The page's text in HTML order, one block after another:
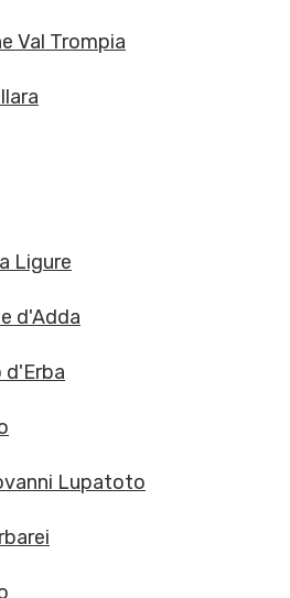
Val Trompia
Ligure
d'Adda
d'Erba
Lupatoto